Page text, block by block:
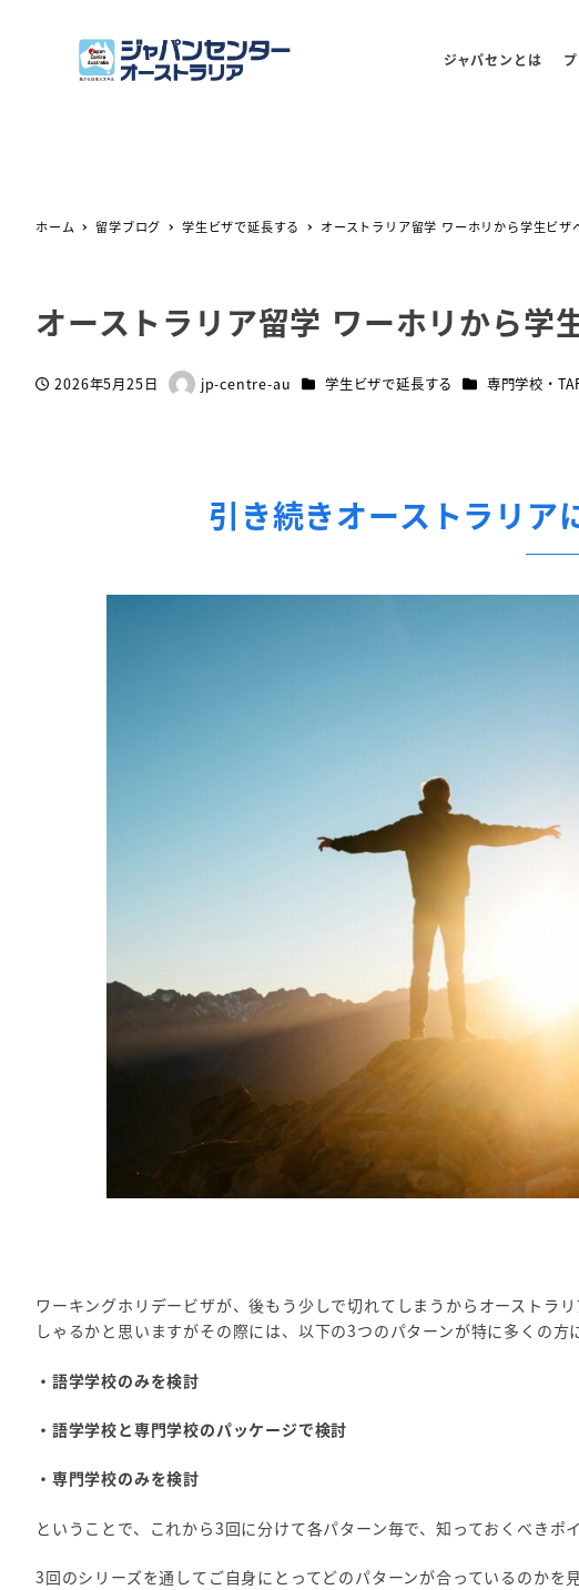
ジャパセンとは
ホーム 留学ブログ 学生ビザで延長する オーストラリア留学 ワーホリから学生ビ
オーストラリア留学 ワーホリから
投稿日2026年5月25日
著
jp-centre-au カテゴリー
学生ビザで延長する カテゴリー
専門学校・
引き続きオーストラリア
ワーキングホリデービザが、後もう少しで切れてしまうからオーストラ
しゃるかと思いますがその際には、以下の3つのパターンが特に多くの方
・語学学校のみを検討
・語学学校と専門学校のパッケージで検討
・専門学校のみを検討
ということで、これから3回に分けて各パターン毎で、知っておくべきポ
3回のシリーズを通してご自身にとってどのパターンが合っているのか